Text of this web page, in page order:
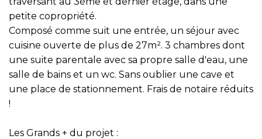
petite copropriété.
Composé comme suit une entrée, un séjour avec
cuisine ouverte de plus de 27m². 3 chambres dont
une suite parentale avec sa propre salle d'eau, une
salle de bains et un wc. Sans oublier une cave et
une place de stationnement. Frais de notaire réduits
!
Les Grands + du projet :